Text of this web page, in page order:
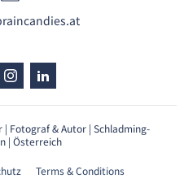
Fotograf & Autor | Schladming-
| Österreich
Terms & Conditions